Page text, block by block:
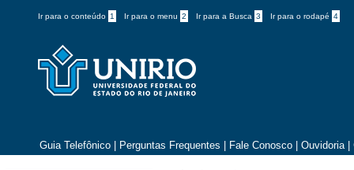
Ir para o conteúdo 1 Ir para o menu 2 Ir para a Busca 3 Ir para o rodapé 4
Guia Telefônico Perguntas Frequentes Fale Conosco Ouvidoria